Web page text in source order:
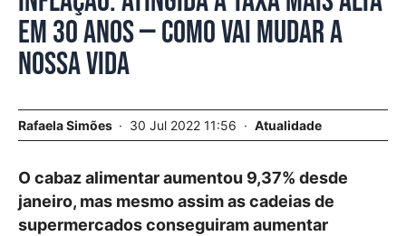
em 30 anos — como vai mudar a
nossa vida
Rafaela Simões 30 Jul 2022 11:56 Atualidade
O cabaz alimentar aumentou 9,37% desde
janeiro, mas mesmo assim as cadeias de
supermercados conseguiram aumentar